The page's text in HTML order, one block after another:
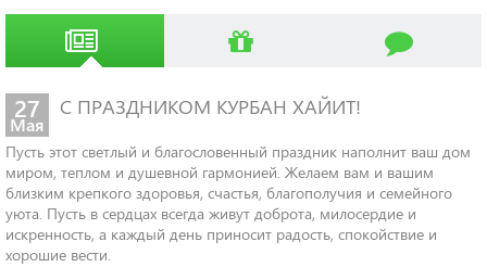
ЗОНА ОХВАТА ИНТЕРНЕТА
ЧТОБЫ УЗНАТЬ ВХОДИТ ЛИ ВАШ РАЙОН В ЗОНУ ОХВАТА НАШЕЙ
СЕТИ ИНТЕРНЕТ ВЫБЕРИТЕ ЕГО НА КАРТЕ
ИГРЫ
АНИМЕ
27
Мая
С ПРАЗДНИКОМ КУРБАН ХАЙИТ!
Пусть этот светлый и благословенный праздник наполнит ваш дом
миром, теплом и душевной гармонией. Желаем вам и вашим
близким крепкого здоровья, счастья, благополучия и семейного
уюта. Пусть в сердцах всегда живут доброта, милосердие и
искренность, а каждый день приносит радость, спокойствие и
хорошие вести.